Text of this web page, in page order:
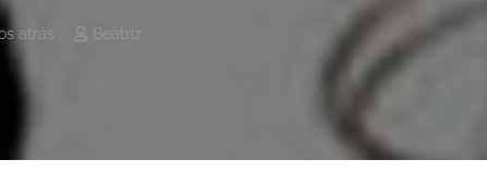
atrás Beatriz